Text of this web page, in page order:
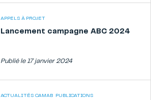
APPELS À PROJET
Lancement campagne ABC 2024
Publié le 17 janvier 2024
ACTUALITÉS CAMAB PUBLICATIONS